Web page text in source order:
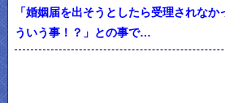
「婚姻届を出そうとしたら受理されな
ういう事！？」との事で…